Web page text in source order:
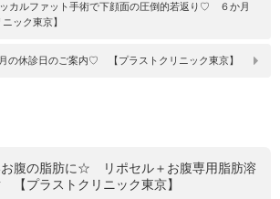
カルファット手術で下顔面の圧倒的若返り♡ ６か月
ック東京】
の休診日のご案内♡ 【プラストクリニック東京】
腹の脂肪に☆ リポセル＋お腹専用脂肪溶
【プラストクリニック東京】